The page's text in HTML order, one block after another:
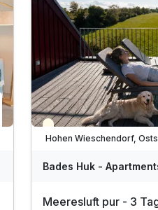
Teilweise ausgelastet
Hohen Wieschendorf,
Bades Huk -
Meeresluft pur - 3